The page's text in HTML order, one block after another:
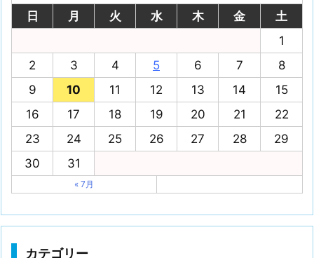
日 月 火 水 木 金
土
1
2
3 4 5 6 7
8
9
10 11 12 13 14
15
16
17 18 19 20 21
22
23
24 25 26 27 28
29
30
31
« 7月
カテゴリー